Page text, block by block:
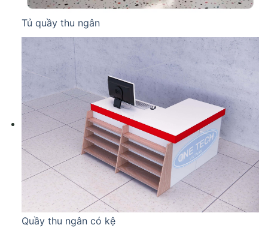
Tủ quầy thu ngân
Quầy thu ngân có kệ